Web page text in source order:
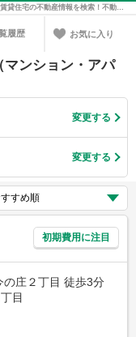
西鉄バス（古賀市）（福岡県）の賃貸マンション・賃貸アパート・賃貸住宅の不動産情報を検索！不動産賃貸の物件探しは、お部屋探しのエイブル
履歴 お気に入り
ンション・アパ
変更する
変更する
初期費用に注目
庄２丁目 徒歩3分
目